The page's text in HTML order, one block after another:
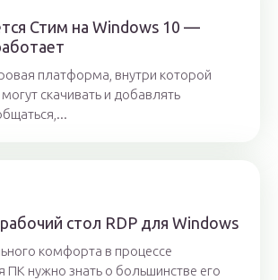
Стим на Windows 10 —
платформа, внутри которой
скачивать и добавлять
стол RDP для Windows
комфорта в процессе
ПК нужно знать о большинстве его